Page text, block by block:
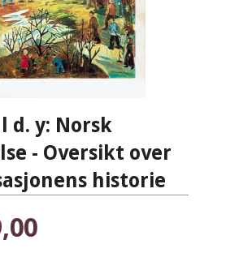
d. y: Norsk
- Oversikt over
historie